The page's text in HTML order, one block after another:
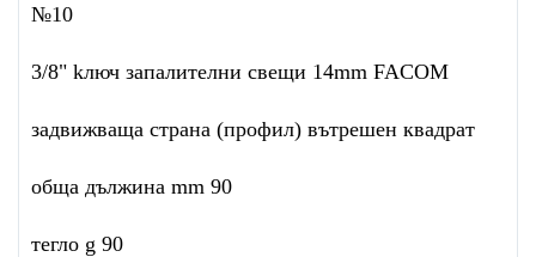
№10
3/8" kлюч запалителни свещи 14mm FACOM
задвижваща страна (профил) вътрешен квадрат
обща дължина mm 90
тегло g 90